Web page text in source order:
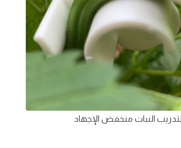
النبات منخفض الإجهاد